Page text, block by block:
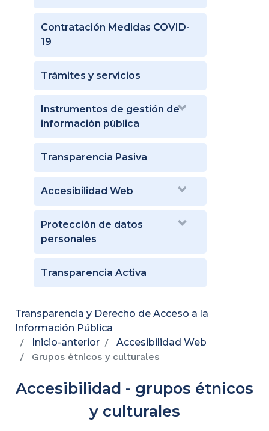
Contratación Medidas COVID-
19
Trámites y servicios
Instrumentos de gestión de
información pública
Transparencia Pasiva
Accesibilidad Web
Protección de datos
personales
Transparencia Activa
Transparencia y Derecho de Acceso a la
Información Pública
Inicio-anterior
Accesibilidad Web
Grupos étnicos y culturales
Accesibilidad - grupos étnicos
y culturales